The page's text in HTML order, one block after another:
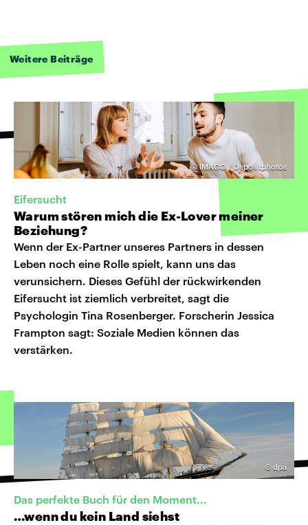
Weitere Beiträge
©IMAGO / Depositphotos
Eifersucht
Warum stören mich die Ex-Lover meiner
Beziehung?
Wenn der Ex-Partner unseres Partners in dessen
Leben noch eine Rolle spielt, kann uns das
verunsichern. Dieses Gefühl der rückwirkenden
Eifersucht ist ziemlich verbreitet, sagt die
Psychologin Tina Rosenberger. Forscherin Jessica
Frampton sagt: Soziale Medien können das
verstärken.
© dpa
Das perfekte Buch für den Moment...
…wenn du kein Land siehst